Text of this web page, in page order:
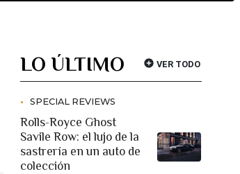
LO ÚLTIMO VER TODO
SPECIAL REVIEWS
Rolls-Royce Ghost
Savile Row: el lujo de la
sastrería en un auto de
colección